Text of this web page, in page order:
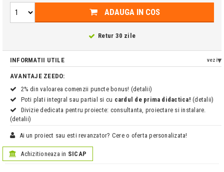
ADAUGA IN COS
Retur 30 zile
INFORMATII UTILE vezi
AVANTAJE ZEEDO:
2% din valoarea comenzii puncte bonus! (detalii)
Poti plati integral sau partial si cu cardul de prima didactica! (detalii)
Divizie dedicata pentru proiecte: consultanta, proiectare si instalare.
(detalii)
Ai un proiect sau esti revanzator? Cere o oferta personalizata!
Achizitioneaza in SICAP